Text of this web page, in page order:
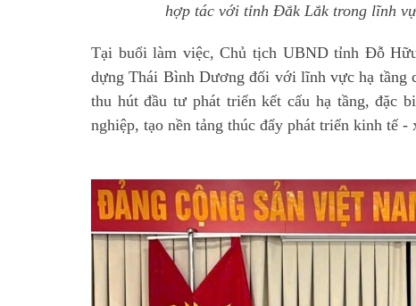
hợp tác với tỉnh Đắk Lắk trong lĩnh
Tại buổi làm việc, Chủ tịch UBND tỉnh Đỗ
dựng Thái Bình Dương đối với lĩnh vực hạ tầng
thu hút đầu tư phát triển kết cấu hạ tầng, đặc
nghiệp, tạo nền tảng thúc đẩy phát triển kinh tế -